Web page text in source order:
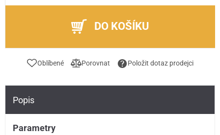
DO KOŠÍKU
Oblíbené Porovnat Položit dotaz prodejci
Popis
Parametry